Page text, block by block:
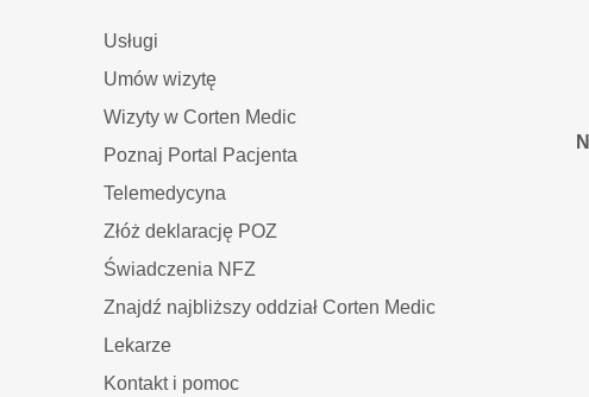
Usługi
Umów wizytę
Wizyty w Corten Medic
Poznaj Portal Pacjenta
Telemedycyna
Złóż deklarację POZ
Świadczenia NFZ
Znajdź najbliższy oddział Corten Medic
Lekarze
Kontakt i pomoc